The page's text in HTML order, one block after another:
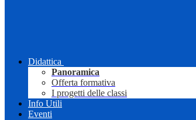
Didattica
Panoramica
Offerta formativa
I progetti delle classi
Info Utili
Eventi